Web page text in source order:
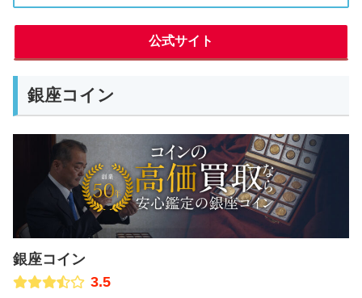
公式サイト
銀座コイン
銀座コイン
3.5